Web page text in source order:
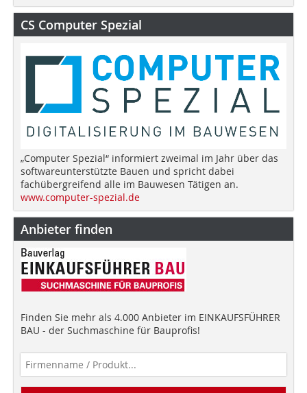
CS Computer Spezial
„Computer Spezial“ informiert zweimal im Jahr über das
softwareunterstützte Bauen und spricht dabei
fachübergreifend alle im Bauwesen Tätigen an.
www.computer-spezial.de
Anbieter finden
Finden Sie mehr als 4.000 Anbieter im EINKAUFSFÜHRER
BAU - der Suchmaschine für Bauprofis!